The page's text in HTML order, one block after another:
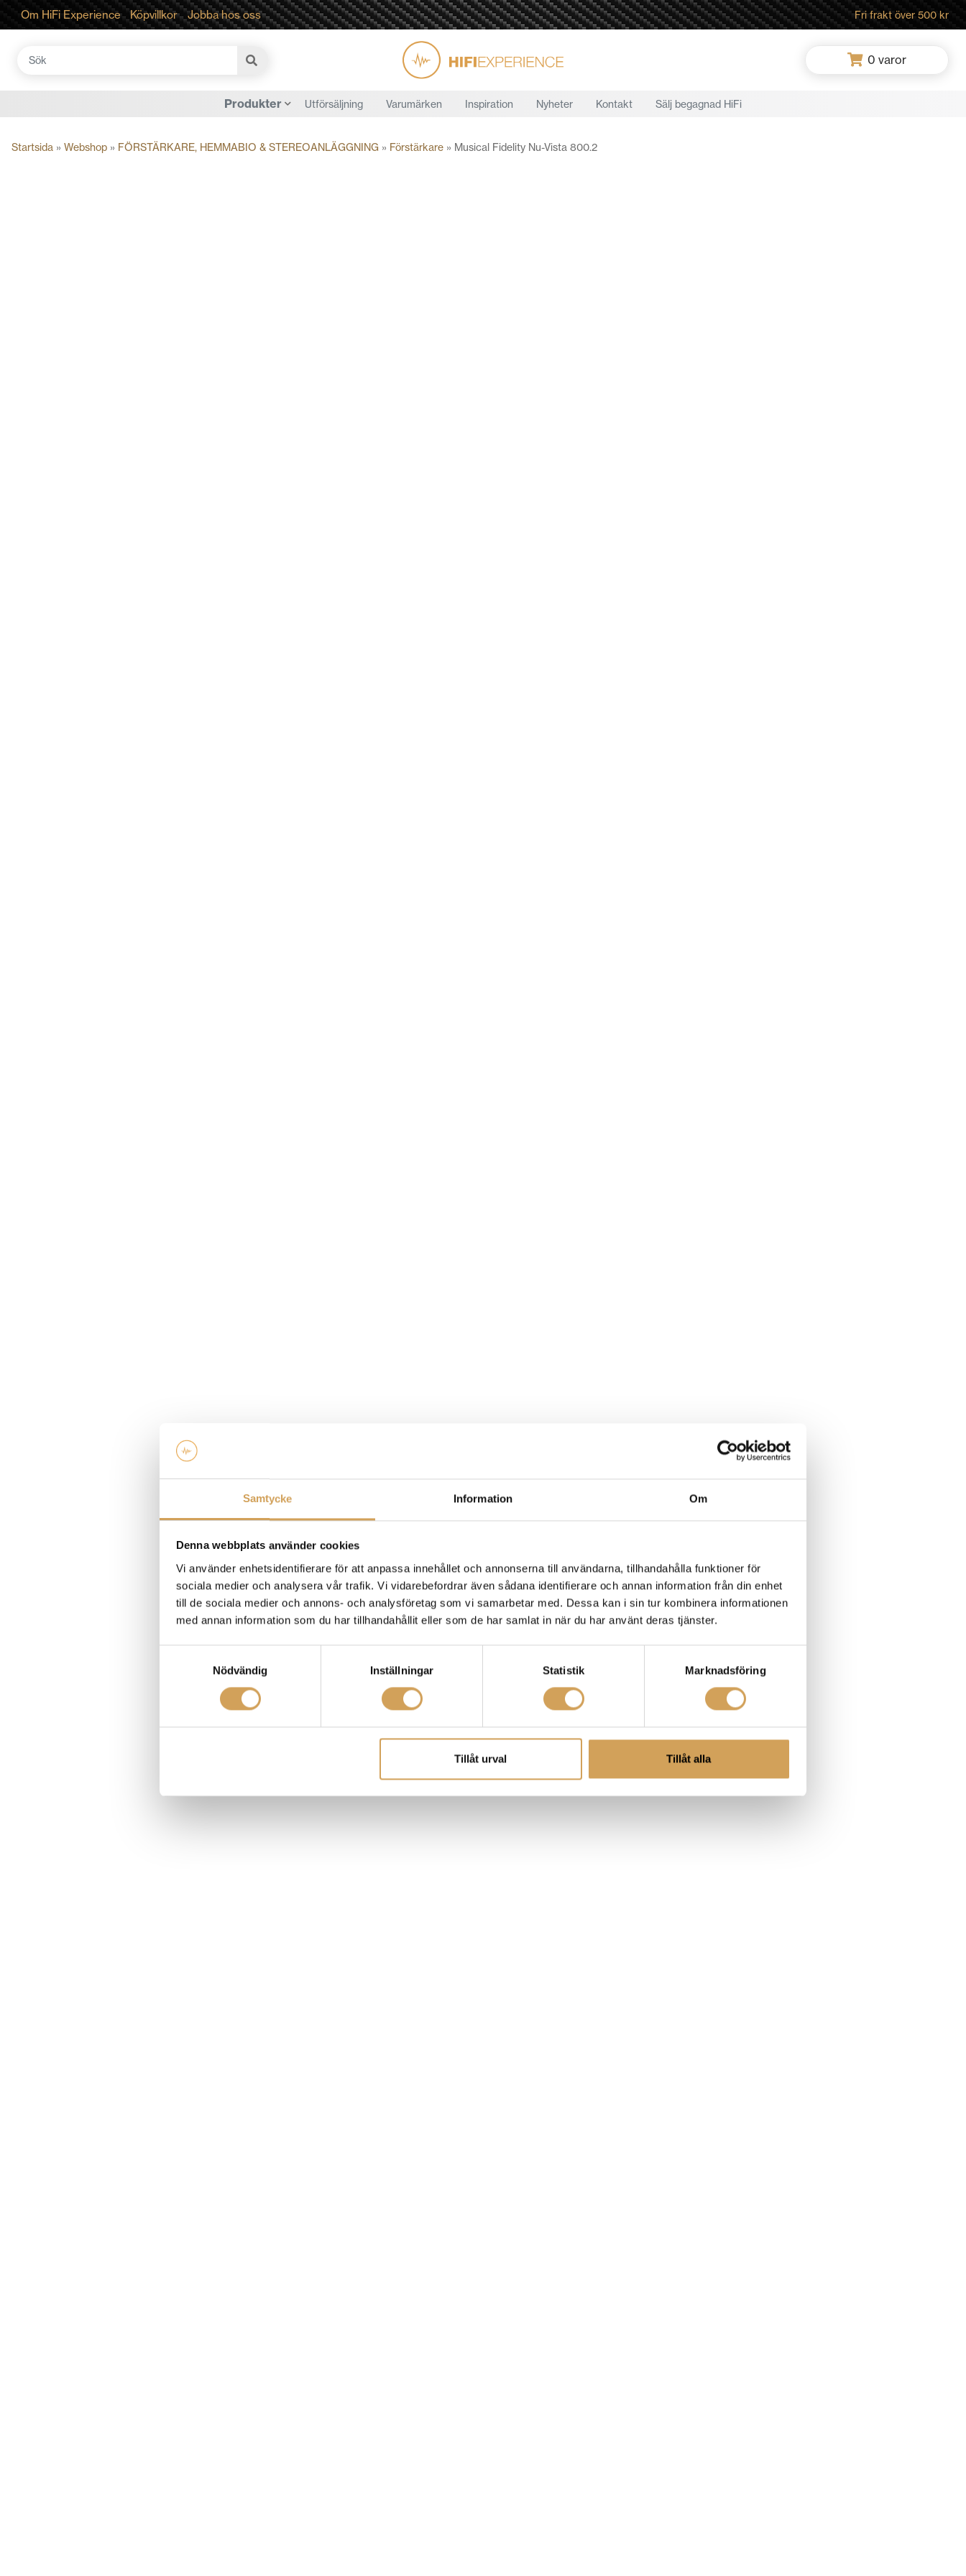
Samtycke Information Om
Denna webbplats använder cookies
Vi använder enhetsidentifierare för att anpassa innehållet och annonserna till användarna, tillhandahålla funktioner för
sociala medier och analysera vår trafik. Vi vidarebefordrar även sådana identifierare och annan information från din enhet
till de sociala medier och annons- och analysföretag som vi samarbetar med. Dessa kan i sin tur kombinera informationen
med annan information som du har tillhandahållit eller som de har samlat in när du har använt deras tjänster.
Nödvändig
Inställningar Statistik Marknadsföring
Tillåt urval Tillåt alla
Om HiFi Experience Köpvillkor Jobba hos oss Fri frakt över 500 kr
Sök
0 varor
Produkter Utförsäljning Varumärken Inspiration Nyheter Kontakt Sälj begagnad HiFi
Startsida » Webshop » FÖRSTÄRKARE, HEMMABIO & STEREOANLÄGGNING » Förstärkare » Musical Fidelity Nu-Vista 800.2